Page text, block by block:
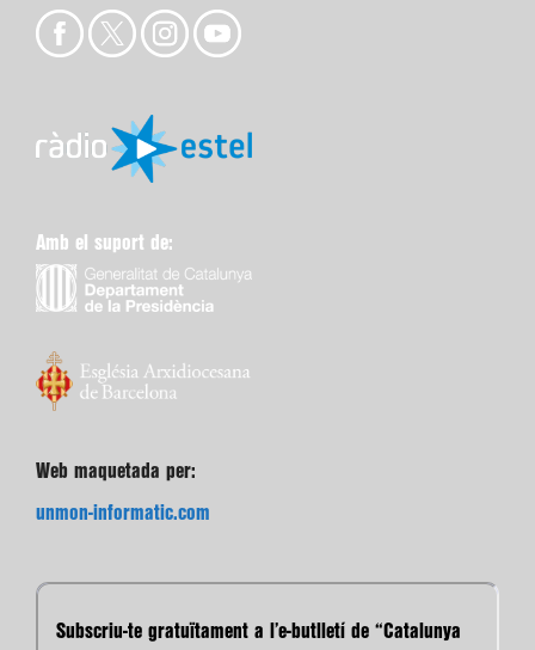
Amb el suport de:
Web maquetada per:
unmon-informatic.com
Subscriu-te gratuïtament a l’e-butlletí de “Catalunya